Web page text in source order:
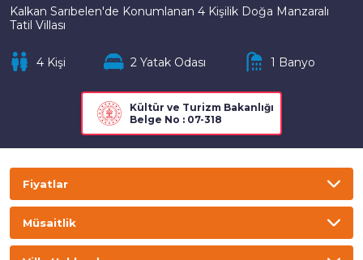
Kalkan Sarıbelen'de Konumlanan 4 Kişilik Doğa Manzaralı
Tatil Villası
4 Kişi 2 Yatak Odası 1 Banyo
Kültür ve Turizm Bakanlığı
Belge No : 07-318
Fiyatlar
Gecelik Haftalık
Müsaitlik